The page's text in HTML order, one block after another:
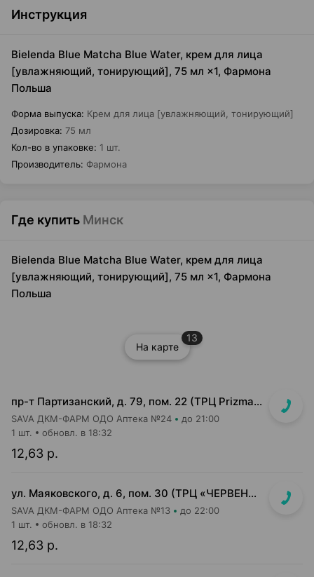
Инструкция
Bielenda Blue Matcha Blue Water, крем для лица
[увлажняющий, тонирующий], 75 мл ×1, Фармона
Польша
Форма выпуска: Крем для лица [увлажняющий, тонирующий]
Дозировка: 75 мл
Кол-во в упаковке: 1 шт.
Производитель: Фармона
Где купить Минск
Bielenda Blue Matcha Blue Water, крем для лица
[увлажняющий, тонирующий], 75 мл ×1, Фармона
Польша
На карте
13
пр-т Партизанский, д. 79, пом. 22 (ТРЦ Prizma, 1 этаж вход возле м-на КРАВТ)
SAVA ДКМ-ФАРМ ОДО Аптека №24 до 21:00
12,63 р.
1 шт. обновл. в 18:32
ул. Маяковского, д. 6, пом. 30 (ТРЦ «ЧЕРВЕНСКИЙ» 1-й подземный этаж, вход напротив м-на Доктор Вет)
SAVA ДКМ-ФАРМ ОДО Аптека №13 до 22:00
12,63 р.
1 шт. обновл. в 18:32